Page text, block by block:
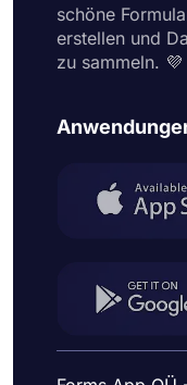
schöne
erstellen und
zu sammeln. 💜